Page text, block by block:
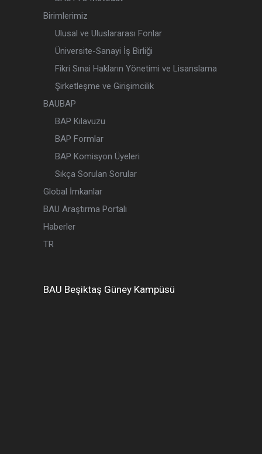
Birimlerimiz
Ulusal ve Uluslararası Fonlar
Üniversite-Sanayi İş Birliği
Fikri Sınai Hakların Yönetimi ve Lisanslama
Şirketleşme ve Girişimcilik
BAUBAP
BAP Kılavuzu
BAP Formlar
BAP Komisyon Üyeleri
Sıkça Sorulan Sorular
Global İmkanlar
BAU Araştırma Portalı
Haberler
TR
BAU Beşiktaş Güney Kampüsü